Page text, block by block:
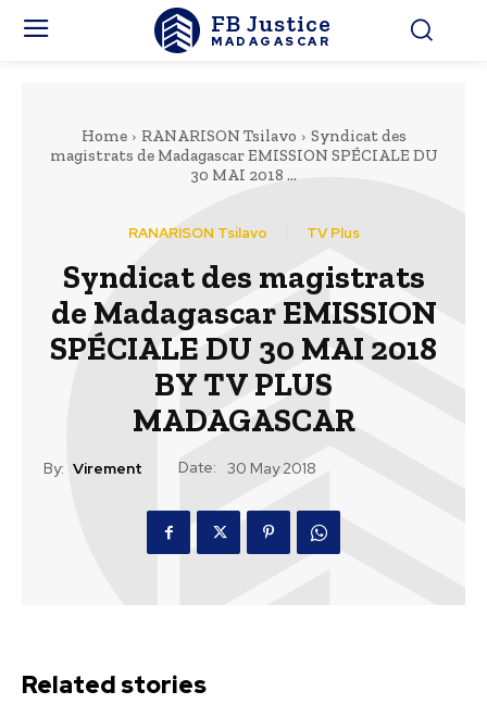
FB Justice
MADAGASCAR
Home RANARISON Tsilavo
Syndicat des
magistrats de Madagascar EMISSION SPÉCIALE DU
30 MAI 2018 ...
RANARISON Tsilavo TV Plus
Syndicat des magistrats
de Madagascar EMISSION
SPÉCIALE DU 30 MAI 2018
BY TV PLUS
MADAGASCAR
By: Virement Date: 30 May 2018
Related stories